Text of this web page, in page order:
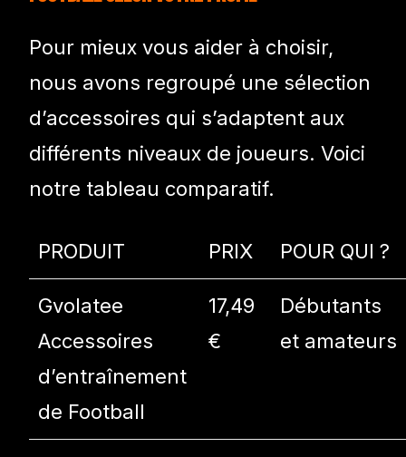
Pour mieux vous aider à choisir,
nous avons regroupé une sélection
d’accessoires qui s’adaptent aux
différents niveaux de joueurs. Voici
notre tableau comparatif.
PRODUIT PRIX POUR QUI ?
Gvolatee
Accessoires
d’entraînement
de Football
17,49
€
Débutants
et amateurs